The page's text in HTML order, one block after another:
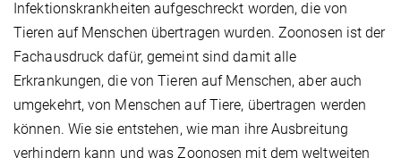
Infektionskrankheiten aufgeschreckt worden, die von
Tieren auf Menschen übertragen wurden. Zoonosen ist der
Fachausdruck dafür, gemeint sind damit alle
Erkrankungen, die von Tieren auf Menschen, aber auch
umgekehrt, von Menschen auf Tiere, übertragen werden
können. Wie sie entstehen, wie man ihre Ausbreitung
verhindern kann und was Zoonosen mit dem weltweiten